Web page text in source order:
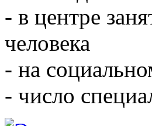
- в центре
человека
- на
- число